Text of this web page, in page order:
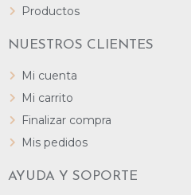
Productos
NUESTROS CLIENTES
Mi cuenta
Mi carrito
Finalizar compra
Mis pedidos
AYUDA Y SOPORTE